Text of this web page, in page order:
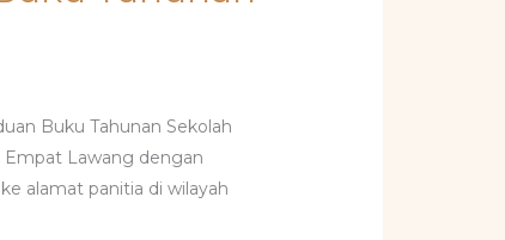
Buku Tahunan Sekolah
Lawang dengan
alamat panitia di wilayah